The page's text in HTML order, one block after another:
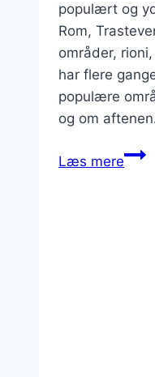
populært og
Rom,
områder,
har flere
populære
og om
Læs mere